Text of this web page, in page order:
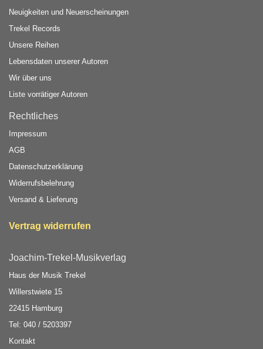
Neuigkeiten und Neuerscheinungen
Trekel Records
Unsere Reihen
Lebensdaten unserer Autoren
Wir über uns
Liste vorrätiger Autoren
Rechtliches
Impressum
AGB
Datenschutzerklärung
Widerrufsbelehrung
Versand & Lieferung
Vertrag widerrufen
Joachim-Trekel-Musikverlag
Haus der Musik Trekel
Willerstwiete 15
22415 Hamburg
Tel: 040 / 5203397
Kontakt